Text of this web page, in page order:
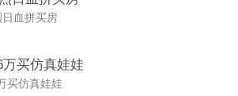
血拼买房
万买仿真娃娃
买仿真娃娃